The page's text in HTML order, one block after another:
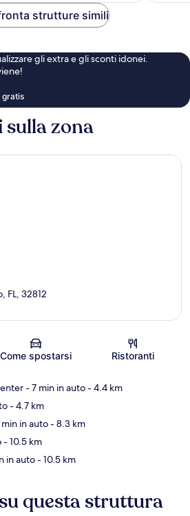
69 €
strutture simili
gli extra e gli sconti idonei.
gratis
zona
Mappa
FL, 32812
Come spostarsi Ristoranti
- 7 min in auto- 4.4 km
- 4.7 km
in auto- 8.3 km
- 10.5 km
in auto- 10.5 km
questa struttura